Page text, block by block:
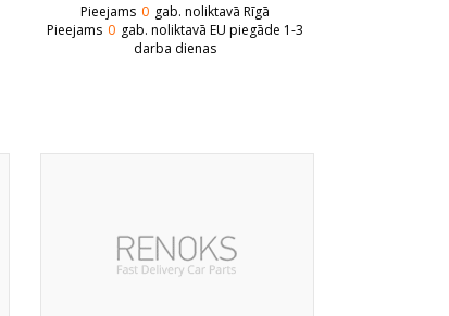
Pieejams 0 gab. noliktavā Rīgā
Pieejams 0 gab. noliktavā EU piegāde 1-3
darba dienas